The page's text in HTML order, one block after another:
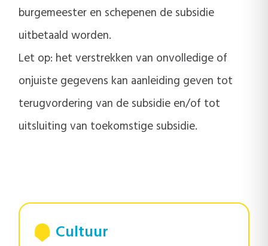
burgemeester en schepenen de subsidie
uitbetaald worden.
Let op: het verstrekken van onvolledige of
onjuiste gegevens kan aanleiding geven tot
terugvordering van de subsidie en/of tot
uitsluiting van toekomstige subsidie.
Cultuur